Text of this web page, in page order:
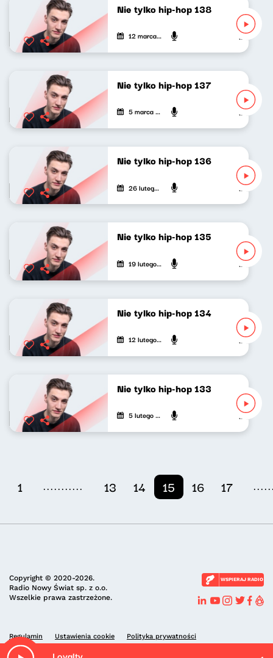
Nie tylko hip-hop 138
12 marca 2023 Mateusz
Nie tylko hip-hop 137
5 marca 2023 Mateusz
Nie tylko hip-hop 136
26 lutego 2023 Mateusz
Nie tylko hip-hop 135
19 lutego 2023 Mateusz
Nie tylko hip-hop 134
12 lutego 2023 Mateusz
Nie tylko hip-hop 133
5 lutego 2023 Mateusz
1 ........... 13 14 15 16 17
Copyright © 2020-2026.
Radio Nowy Świat sp. z o.o.
Wszelkie prawa zastrzeżone.
WSPIERAJ RADIO
Regulamin Ustawienia cookie Polityka prywatności